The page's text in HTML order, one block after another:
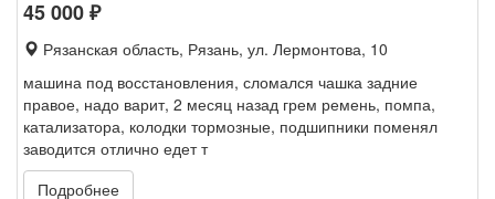
45 000₽
Рязанская область, Рязань, ул. Лермонтова, 10
машина под восстановления, сломался чашка задние
правое, надо варит, 2 месяц назад грем ремень, помпа,
катализатора, колодки тормозные, подшипники поменял
заводится отлично едет т
Подробнее